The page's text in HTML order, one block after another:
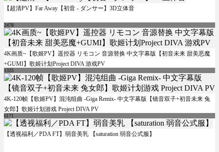
【超清PV】Far Away【初音 - ダンサー】3D立体音
2478
4K画质~【歌姬PV】遥控器 リモコン 音源替换 中文字幕版【初音未来 甜美恶魔
+GUMI】歌姬计划Project DIVA 游戏PV
1325
4K-120帧【歌姬PV】混沌组曲 -Giga Remix- 中文字幕版【镜音双子+初音未来 兔
女郎】歌姬计划游戏 Project DIVA PV
6171
【透视福利／PDA FT】弱音美乳 【saturation 弱音公式服】